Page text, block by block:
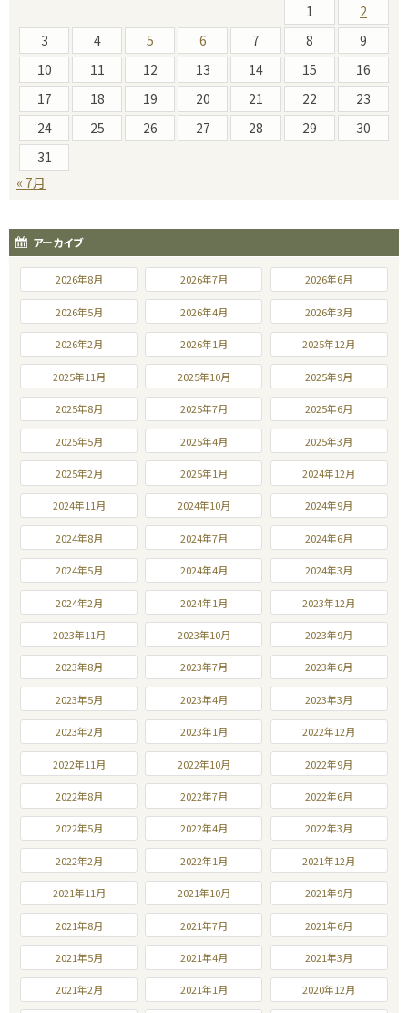
1
2
3
4 5 6 7 8
9
10
11 12 13 14 15
16
17
18 19 20 21 22
23
24
25 26 27 28 29
30
31
« 7月
アーカイブ
2026年8月 2026年7月 2026年6月
2026年5月 2026年4月 2026年3月
2026年2月 2026年1月 2025年12月
2025年11月 2025年10月 2025年9月
2025年8月 2025年7月 2025年6月
2025年5月 2025年4月 2025年3月
2025年2月 2025年1月 2024年12月
2024年11月 2024年10月 2024年9月
2024年8月 2024年7月 2024年6月
2024年5月 2024年4月 2024年3月
2024年2月 2024年1月 2023年12月
2023年11月 2023年10月 2023年9月
2023年8月 2023年7月 2023年6月
2023年5月 2023年4月 2023年3月
2023年2月 2023年1月 2022年12月
2022年11月 2022年10月 2022年9月
2022年8月 2022年7月 2022年6月
2022年5月 2022年4月 2022年3月
2022年2月 2022年1月 2021年12月
2021年11月 2021年10月 2021年9月
2021年8月 2021年7月 2021年6月
2021年5月 2021年4月 2021年3月
2021年2月 2021年1月 2020年12月